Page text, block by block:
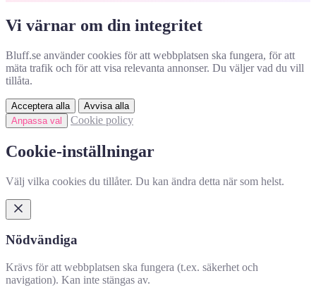
Vi värnar om din integritet
Bluff.se använder cookies för att webbplatsen ska fungera, för att
mäta trafik och för att visa relevanta annonser. Du väljer vad du vill
tillåta.
Acceptera alla
Avvisa alla
Anpassa val
Cookie policy
Cookie-inställningar
Välj vilka cookies du tillåter. Du kan ändra detta när som helst.
Nödvändiga
Krävs för att webbplatsen ska fungera (t.ex. säkerhet och
navigation). Kan inte stängas av.